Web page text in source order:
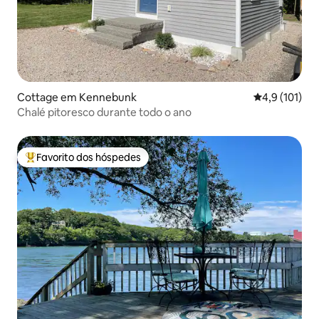
Cottage em Kennebunk
4,9 (101)
Chalé pitoresco durante todo o ano
Favoritos dos hóspedes mais apreciados
Favorito dos hóspedes